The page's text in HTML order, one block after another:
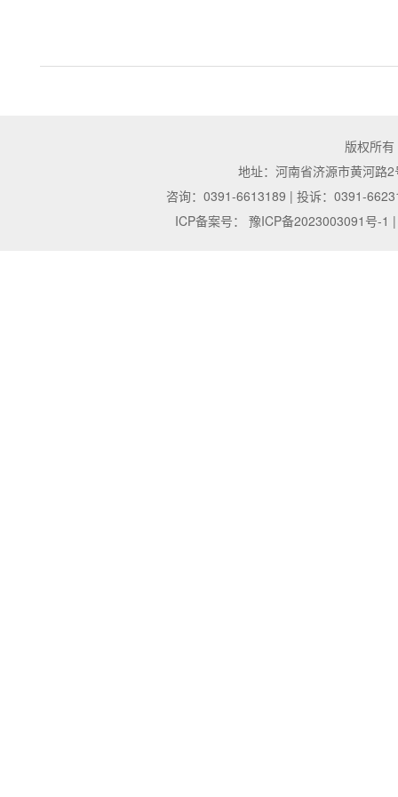
版权所
地址：河南省济源市黄河路
咨询：0391-6613189 | 投诉：0391-
ICP备案号：
豫ICP备2023003091号-1